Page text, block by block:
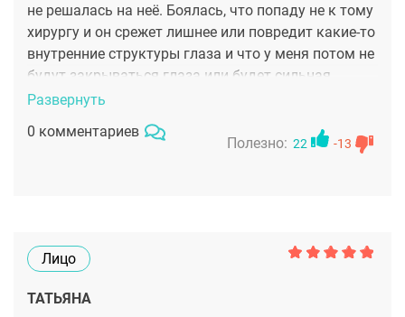
не решалась на неё. Боялась, что попаду не к тому
хирургу и он срежет лишнее или повредит какие-то
внутренние структуры глаза и что у меня потом не
будут закрываться глаза или будет сильная
асимметрия. При этом в интернете пишут, что
делала лазерную обработку век , пробовала
работ и они оставили только положительные
впечатления, даже рубцов совсм не видно после
его операций. Записалась к нему на приём и к ещё
Развернуть
0 комментариев
Полезно: 22 -13
Лицо
ТАТЬЯНА